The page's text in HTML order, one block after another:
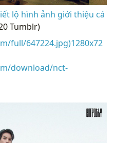
lộ hình ảnh giới thiệu cá
Tumblr)
full/647224.jpg)1280x72
download/nct-